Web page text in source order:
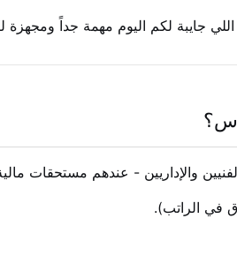
اللي جايبة لكم اليوم مهمة جداً
والإداريين - عندهم مستحقات
في الراتب).